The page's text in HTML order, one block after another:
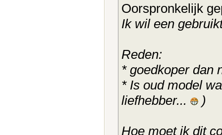
Oorspronkelijk
Ik wil een
Reden:
* goedkoper dan
* Is oud model
liefhebber...
)
Hoe moet ik dit